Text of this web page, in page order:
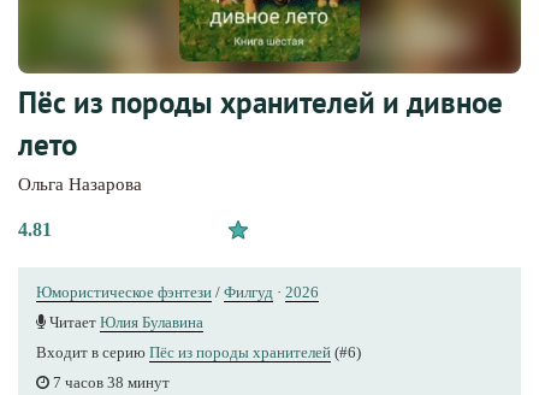
Пёс из породы хранителей и дивное
лето
Ольга Назарова
4.81
Юмористическое фэнтези / Филгуд · 2026
Читает Юлия Булавина
Входит в серию Пёс из породы хранителей (#6)
7 часов 38 минут